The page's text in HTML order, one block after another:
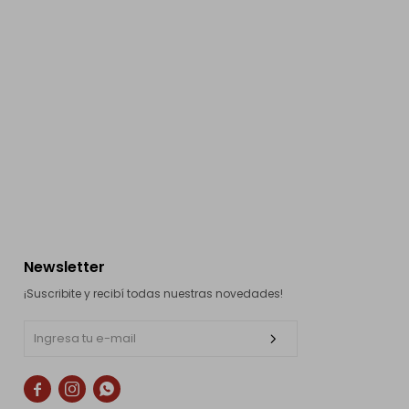
Newsletter
¡Suscribite y recibí todas nuestras novedades!
  